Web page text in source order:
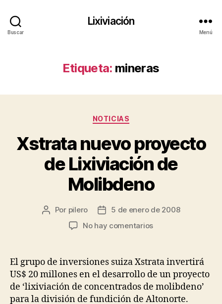
Buscar
Lixiviación
Menú
Etiqueta: mineras
Categorías
NOTICIAS
Xstrata nuevo proyecto
de Lixiviación de
Molibdeno
Autor
Por pilero
Fecha
la
5 de enero de 2008
No hay comentariosen
proyecto
Lixiviación
de
Molibdeno
El grupo de inversiones suiza Xstrata invertirá
US$ 20 millones en el desarrollo de un proyecto
de ‘lixiviación de concentrados de molibdeno’
para la división de fundición de Altonorte.